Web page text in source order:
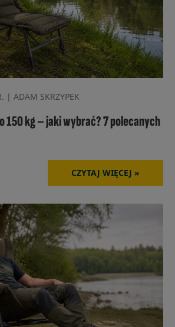
| ADAM SKRZYPEK
150 kg – jaki wybrać? 7 polecanych
CZYTAJ WIĘCEJ »